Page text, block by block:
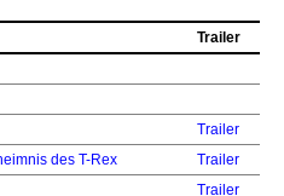
Trailer
Trailer
des T-Rex
Trailer
Trailer